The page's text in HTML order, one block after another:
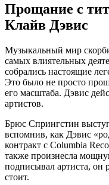
Прощание с
Клайв Дэвис
Музыкальный мир
самых влиятельных
собрались настоящие
Это было не просто
его масштаба. Дэвис
артистов.
Брюс Спрингстин
вспомнив, как Дэвис
контракт с Columbia
также произнесла
подписывал артиста, он
стоит.